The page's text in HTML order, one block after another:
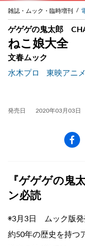
雑誌・ムック・臨時増刊
ゲゲゲの鬼太郎
ねこ娘大全
文春ムック
水木プロ
東映アニ
発売日 2020年03月03日
『ゲゲゲの鬼
ン必読
◉3月3日 ムック版発
約50年の歴史を持つ